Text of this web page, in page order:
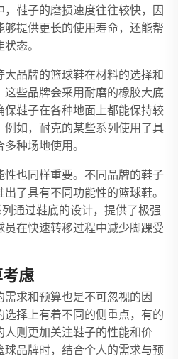
鞋子的磨损速度往往较快，因
提供更长的使用寿命，还能帮
态。
品牌的篮球鞋在材料的选择和
些品牌会采用耐磨的橡胶大底
鞋子在各种地面上都能保持较
如，耐克的某些系列使用了具
种场地使用。
也同样重要。不同品牌的鞋子
了具有不同功能性的篮球鞋。
通过鞋底的设计，提供了极强
在快速转移过程中减少脚踝受
虑
求和预算也是不可忽视的因
择上有着不同的侧重点，有的
则更加关注鞋子的性能和价
品牌时，结合个人的需求与预